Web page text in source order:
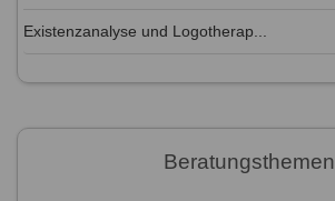
Existenzanalyse und Logotherap...
Beratungsthemen